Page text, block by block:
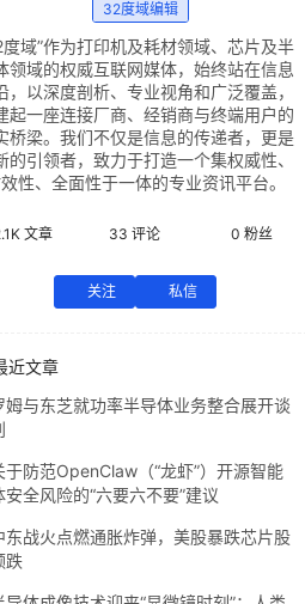
32度域编辑
度域”作为打印机及耗材领域、芯片及半
领域的权威互联网媒体，始终站在信息
，以深度剖析、专业视角和广泛覆盖，
起一座连接厂商、经销商与终端用户的
桥梁。我们不仅是信息的传递者，更是
的引领者，致力于打造一个集权威性、
性、全面性于一体的专业资讯平台。
文章 33 评论 0 粉丝
关注 私信
近文章
姆与东芝就功率半导体业务整合展开谈
于防范OpenClaw（“龙虾”）开源智能
安全风险的“六要六不要”建议
东战火点燃通胀炸弹，美股暴跌芯片股
跌